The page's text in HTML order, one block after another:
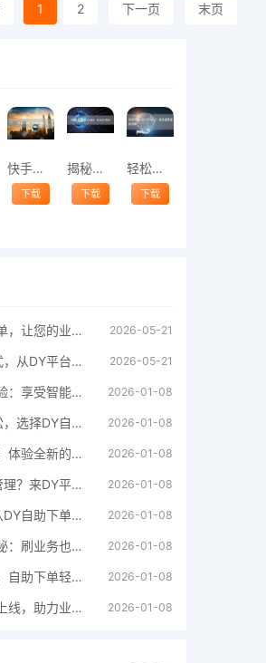
1 2 下一页 末页
快手涨粉攻略：作品发布秘籍
下载
揭秘抖音涨粉的六大秘诀，轻松成为网红！
下载
轻松俘获小红书粉丝心：高效涨赞涨粉指南
下载
DY刷业务自助下单，让您的业务运营更上一 2026-05-21
探索高效业务模式，从DY平台的自助下单开 2026-05-21
DY刷业务升级体验：享受智能自助下单的便 2026-01-08
让业务运营更轻松，选择DY自助下单平台。 2026-01-08
DY刷业务新模式：体验全新的自助下单流程 2026-01-08
追求高效的业务管理？来DY平台试试自助下 2026-01-08
轻松管理业务，从DY自助下单平台开始。 2026-01-08
DY平台新功能揭秘：刷业务也能自助下单啦 2026-01-08
DY刷业务不烦恼，自助下单轻松搞定。 2026-01-08
DY自助下单平台上线，助力业务飞速增长。 2026-01-08